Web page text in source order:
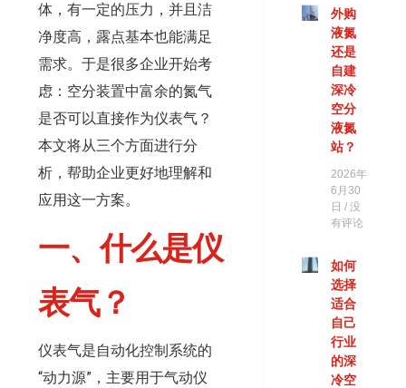
体，有一定的压力，并且洁
净度高，露点基本也能满足
需求。于是很多企业开始考
虑：空分装置中富余的氮气
是否可以直接作为仪表气？
本文将从三个方面进行分
析，帮助企业更好地理解和
应用这一方案。
一、什么是仪
表气？
仪表气是自动化控制系统的
“动力源”，主要用于气动仪
外购
液氮
还是
自建
深冷
空分
液氮
站？
2026年
6月30
日 没
有评论
如何
选择
适合
自己
行业
的深
冷空